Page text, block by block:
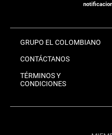
GRUPO EL COLOMBIANO
CONTÁCTANOS
TÉRMINOS Y
CONDICIONES